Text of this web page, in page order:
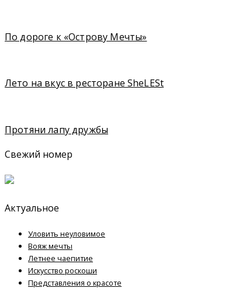
По дороге к «Острову Мечты»
Лето на вкус в ресторане SheLESt
Протяни лапу дружбы
Свежий номер
Актуальное
Уловить неуловимое
Вояж мечты
Летнее чаепитие
Искусство роскоши
Представления о красоте